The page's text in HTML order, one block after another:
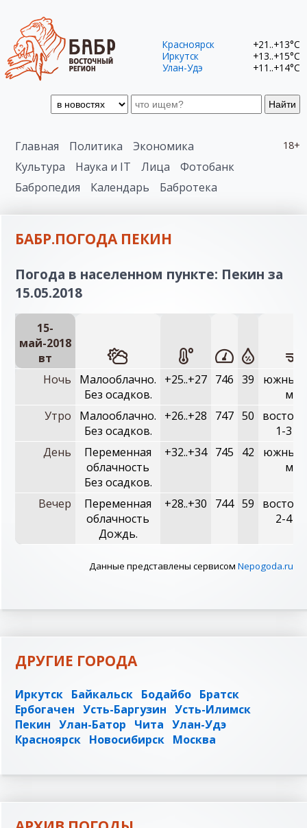
Найти
Красноярск
+21..+13°C
Иркутск
+13..+15°C
Улан-Удэ
+11..+14°C
18+
Главная Политика
Экономика
Культура
Наука и IT Лица
Фотобанк
Бабропедия
Календарь Бабротека
БАБР.ПОГОДА ПЕКИН
Погода в населенном пункте: Пекин за
15.05.2018
15-
май-2018
вт
Ночь
Малооблачно.
Без осадков.
+25..+27 746 39
южный,
м/с
Утро
Малооблачно.
Без осадков.
+26..+28 747 50
1-3
День
Переменная
облачность
Без осадков.
+32..+34 745 42
южный,
м/с
Вечер
Переменная
облачность
Дождь.
+28..+30 744 59
2-4
Данные представлены сервисом Nepogoda.ru
ДРУГИЕ ГОРОДА
Иркутск Байкальск Бодайбо Братск
Ербогачен Усть-Баргузин Усть-Илимск
Пекин Улан-Батор Чита Улан-Удэ
Красноярск Новосибирск Москва